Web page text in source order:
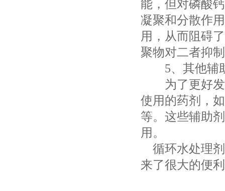
能，但对磷酸
凝聚和分散作
用，从而阻碍
聚物对二者抑
5、其他辅
为了更好发
使用的药剂，
等。这些辅助
用。
循环水处理剂
来了很大的便